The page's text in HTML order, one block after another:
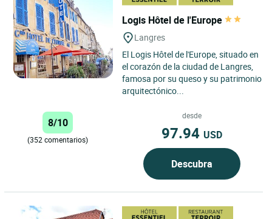
Logis Hôtel de l'Europe
Langres
El Logis Hôtel de l'Europe, situado en
el corazón de la ciudad de Langres,
famosa por su queso y su patrimonio
arquitectónico...
8/10
(352 comentarios)
desde
97.94 USD
Descubra